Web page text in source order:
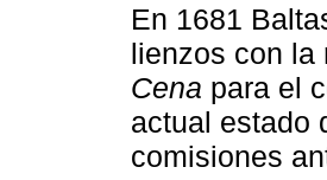
En 1681
lienzos con
Cena para el
actual estado
comisiones